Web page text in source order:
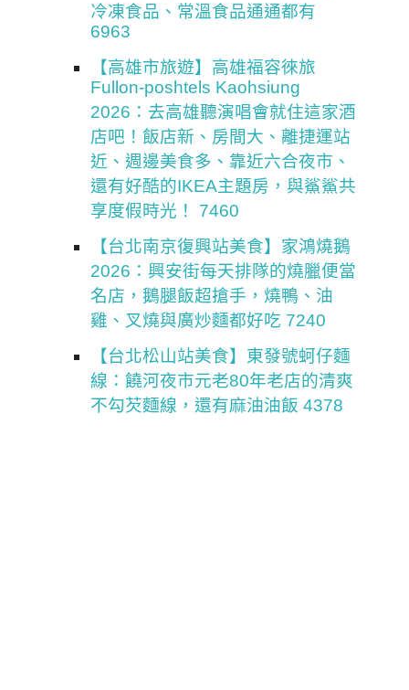
冷凍食品、常溫食品通通都有
6963
【高雄市旅遊】高雄福容徠旅
Fullon-poshtels Kaohsiung
2026：去高雄聽演唱會就住這家酒
店吧！飯店新、房間大、離捷運站
近、週邊美食多、靠近六合夜市、
還有好酷的IKEA主題房，與鯊鯊共
享度假時光！ 7460
【台北南京復興站美食】家鴻燒鵝
2026：興安街每天排隊的燒臘便當
名店，鵝腿飯超搶手，燒鴨、油
雞、叉燒與廣炒麵都好吃 7240
【台北松山站美食】東發號蚵仔麵
線：饒河夜市元老80年老店的清爽
不勾芡麵線，還有麻油油飯 4378